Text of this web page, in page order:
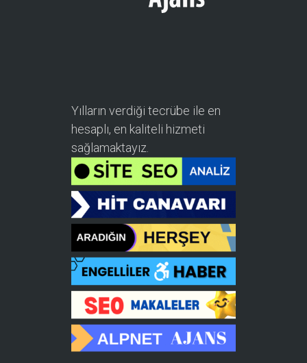
Yılların verdiği tecrübe ile en
hesaplı, en kaliteli hizmeti
sağlamaktayız.